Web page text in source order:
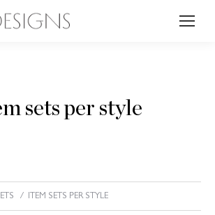
sets per style
ITEM SETS PER STYLE